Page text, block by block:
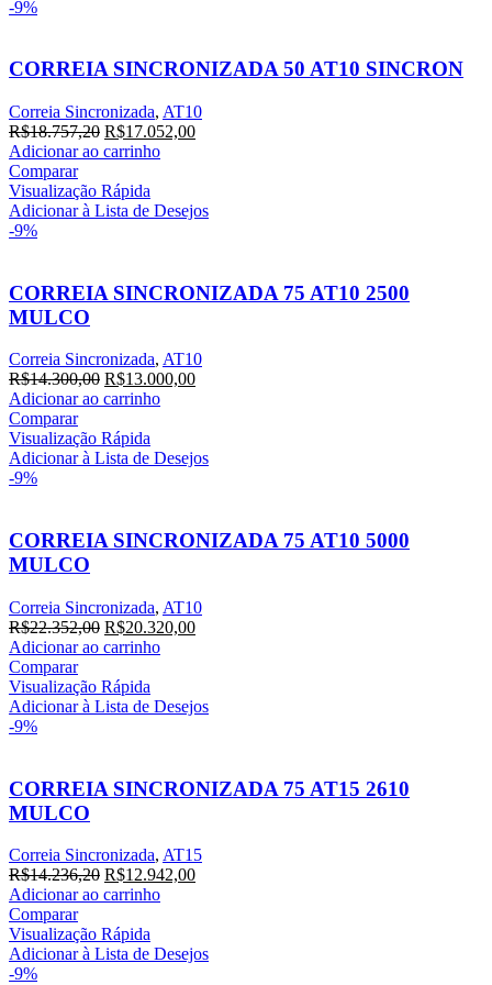
-9%
CORREIA SINCRONIZADA 50 AT10 SINCRON
Correia Sincronizada, AT10
R$18.757,20 O
preço
era:
R$18.757,20.
R$17.052,00O
R$17.052,00.
Adicionar ao carrinho
Comparar
Visualização Rápida
Adicionar à Lista de Desejos
-9%
CORREIA SINCRONIZADA 75 AT10 2500
MULCO
Correia Sincronizada, AT10
R$14.300,00 O
preço
era:
R$14.300,00.
R$13.000,00O
R$13.000,00.
Adicionar ao carrinho
Comparar
Visualização Rápida
Adicionar à Lista de Desejos
-9%
CORREIA SINCRONIZADA 75 AT10 5000
MULCO
Correia Sincronizada, AT10
R$22.352,00 O
preço
era:
R$22.352,00.
R$20.320,00O
R$20.320,00.
Adicionar ao carrinho
Comparar
Visualização Rápida
Adicionar à Lista de Desejos
-9%
CORREIA SINCRONIZADA 75 AT15 2610
MULCO
Correia Sincronizada, AT15
R$14.236,20 O
preço
era:
R$14.236,20.
R$12.942,00O
R$12.942,00.
Adicionar ao carrinho
Comparar
Visualização Rápida
Adicionar à Lista de Desejos
-9%